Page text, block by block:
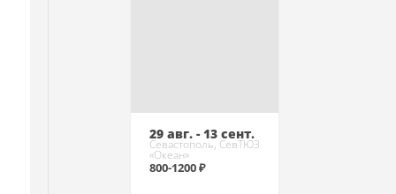
29 авг. - 13 сент.
Севастополь, СевТЮЗ
«Океан»
800-1200 ₽